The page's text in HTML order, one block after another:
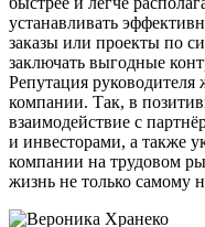
устанавливать
заказы или проекты по
заключать выгодные
Репутация
компании. Так, в
взаимодействие с
и инвесторами, а также
компании на трудовом
жизнь не только самому